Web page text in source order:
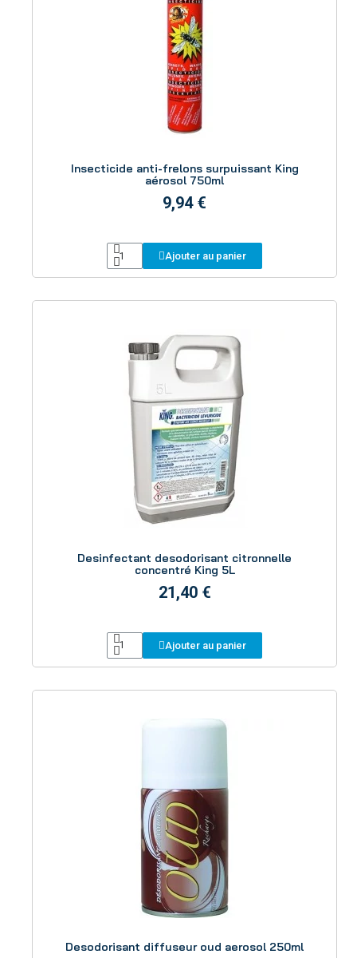
Insecticide anti-frelons surpuissant King
aérosol 750ml
9,94 €
Ajouter au panier
Desinfectant desodorisant citronnelle
concentré King 5L
21,40 €
Ajouter au panier
Desodorisant diffuseur oud aerosol 250ml